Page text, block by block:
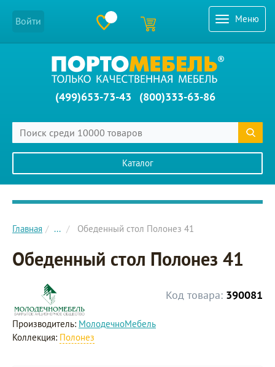
Меню
Войти
(499)653-73-43 (800)333-63-86
Каталог
Главное меню сайта
Главная ... Обеденный стол Полонез 41
Обеденный стол Полонез 41
Код товара: 390081
Производитель: МолодечноМебель
Коллекция: Полонез